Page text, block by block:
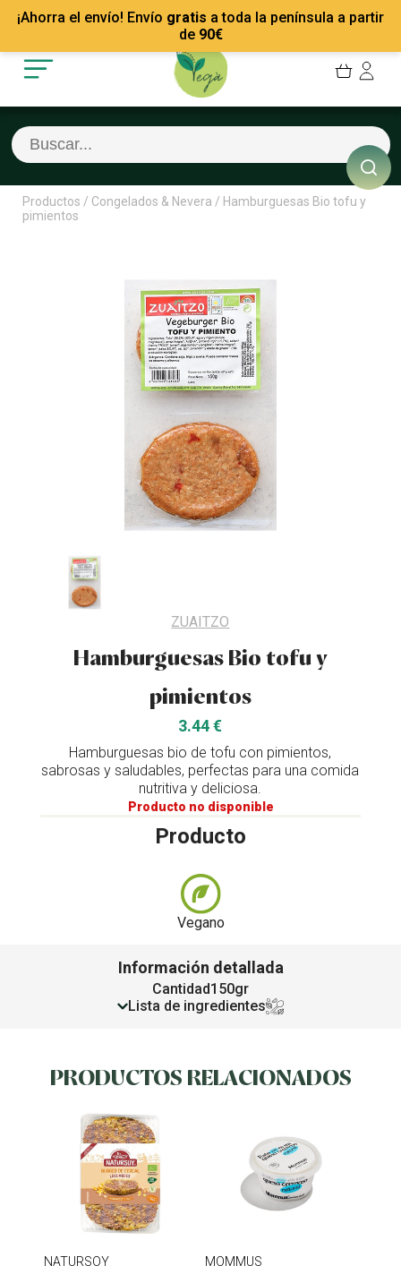
¡Ahorra el envío! Envío gratis a toda la península a partir
de 90€
Mis Pedidos
Mis favoritos
Cerrar sesión
Recetas
Empresas
Contacto
Productos / Congelados & Nevera / Hamburguesas Bio tofu y
pimientos
ZUAITZO
Hamburguesas Bio tofu y
pimientos
3.44 €
Hamburguesas bio de tofu con pimientos,
sabrosas y saludables, perfectas para una comida
nutritiva y deliciosa.
Producto no disponible
Producto
Vegano
Información detallada
Cantidad150gr
Lista de ingredientes
PRODUCTOS RELACIONADOS
NATURSOY MOMMUS